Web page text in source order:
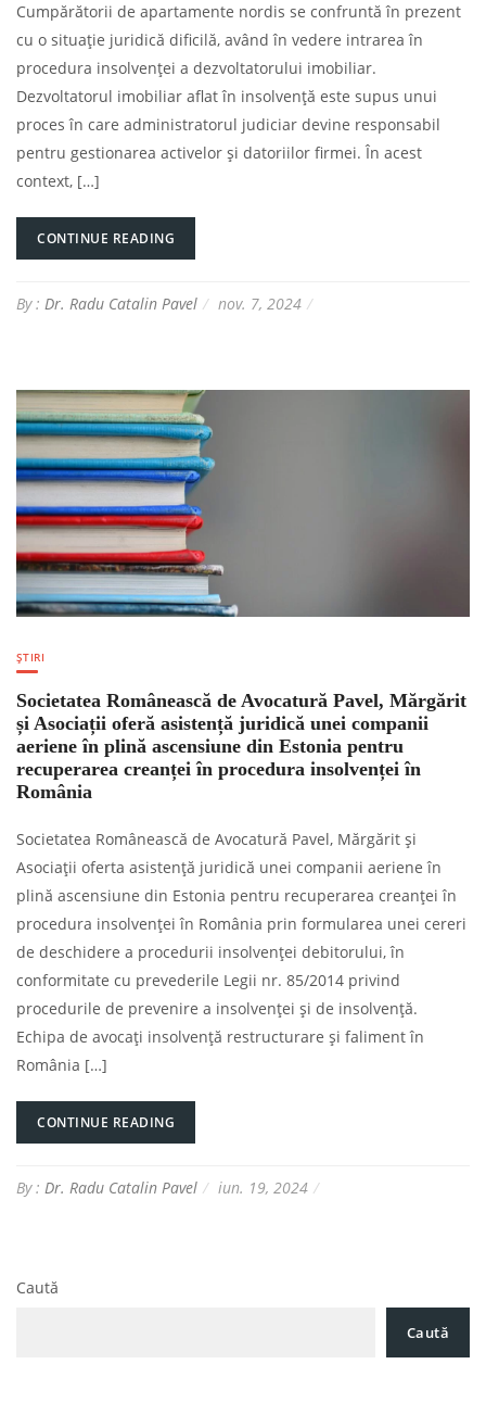
Cumpărătorii de apartamente nordis se confruntă în prezent
cu o situație juridică dificilă, având în vedere intrarea în
procedura insolvenței a dezvoltatorului imobiliar.
Dezvoltatorul imobiliar aflat în insolvență este supus unui
proces în care administratorul judiciar devine responsabil
pentru gestionarea activelor și datoriilor firmei. În acest
context, […]
CONTINUE READING
By : Dr. Radu Catalin Pavel nov. 7, 2024
ȘTIRI
Societatea Românească de Avocatură Pavel, Mărgărit
și Asociații oferă asistență juridică unei companii
aeriene în plină ascensiune din Estonia pentru
recuperarea creanței în procedura insolvenței în
România
Societatea Românească de Avocatură Pavel, Mărgărit și
Asociații oferta asistență juridică unei companii aeriene în
plină ascensiune din Estonia pentru recuperarea creanței în
procedura insolvenței în România prin formularea unei cereri
de deschidere a procedurii insolvenței debitorului, în
conformitate cu prevederile Legii nr. 85/2014 privind
procedurile de prevenire a insolvenței și de insolvență.
Echipa de avocați insolvență restructurare și faliment în
România […]
CONTINUE READING
By : Dr. Radu Catalin Pavel iun. 19, 2024
Caută
Caută